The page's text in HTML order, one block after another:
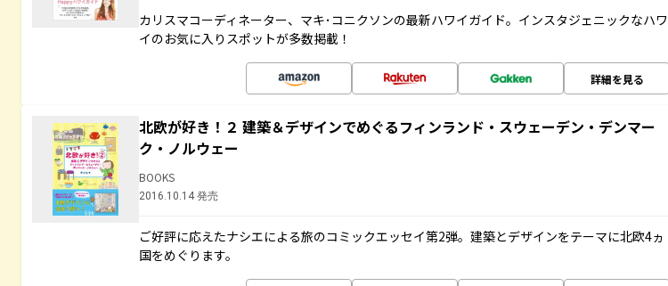
カリスマコーディネーター、マキ･コニクソンの最新ハワイガイド。インスタジェニックなハワ
イのお気に入りスポットが多数掲載！
詳細を見る
北欧が好き！２ 建築＆デザインでめぐるフィンランド・スウェーデン・デンマー
ク・ノルウェー
BOOKS
2016.10.14 発売
ご好評に応えたナシエによる旅のコミックエッセイ第2弾。建築とデザインをテーマに北欧4ヵ
国をめぐります。